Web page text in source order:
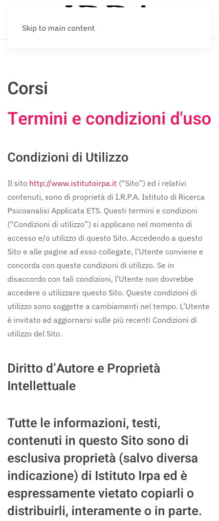
Skip to main content
Corsi
Termini e condizioni d'uso
Condizioni di Utilizzo
Il sito http://www.istitutoirpa.it (“Sito”) ed i relativi
contenuti, sono di proprietà di I.R.P.A. Istituto di Ricerca
Psicoanalisi Applicata ETS. Questi termini e condizioni
(“Condizioni di utilizzo”) si applicano nel momento di
accesso e/o utilizzo di questo Sito. Accedendo a questo
Sito e alle pagine ad esso collegate, l’Utente conviene e
concorda con queste condizioni di utilizzo. Se in
disaccordo con tali condizioni, l’Utente non dovrebbe
accedere o utilizzare questo Sito. Queste condizioni di
utilizzo sono soggette a cambiamenti nel tempo. L’Utente
è invitato ad aggiornarsi sulle più recenti Condizioni di
utilizzo del Sito.
Diritto d’Autore e Proprietà
Intellettuale
Tutte le informazioni, testi,
contenuti in questo Sito sono di
esclusiva proprietà (salvo diversa
indicazione) di Istituto Irpa ed è
espressamente vietato copiarli o
distribuirli, interamente o in parte.